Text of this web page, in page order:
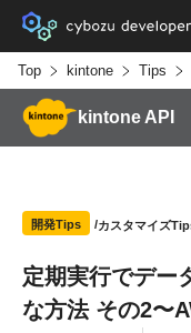
Top kintone Tips
kintone API
開発Tips カスタマイズ
定期実行でデー
な方法 その2〜